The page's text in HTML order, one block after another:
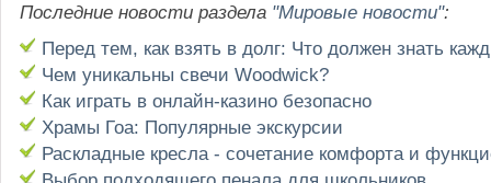
Последние новости раздела "Мировые новости":
Перед тем, как взять в долг: Что должен знать
Чем уникальны свечи Woodwick?
Как играть в онлайн-казино безопасно
Храмы Гоа: Популярные экскурсии
Раскладные кресла - сочетание комфорта и